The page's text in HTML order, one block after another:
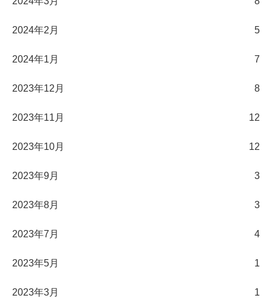
2024年2月 5
2024年1月 7
2023年12月 8
2023年11月 12
2023年10月 12
2023年9月 3
2023年8月 3
2023年7月 4
2023年5月 1
2023年3月 1